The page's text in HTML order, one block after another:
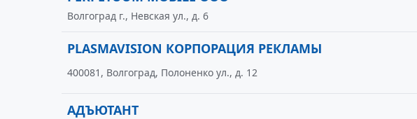
Волгоград г., Невская ул., д. 6
PLASMAVISION КОРПОРАЦИЯ РЕКЛАМЫ
400081, Волгоград, Полоненко ул., д. 12
АДЪЮТАНТ